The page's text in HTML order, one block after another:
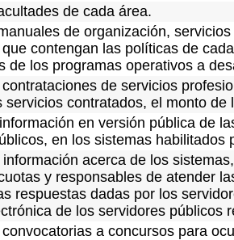
de cada área.
de organización,
contengan las políticas de
de los programas operativos a
de servicios
servicios contratados, el monto
en versión pública de
en los sistemas habilitados
acerca de los
y responsables de atender
respuestas dadas por los
de los servidores públicos
a concursos para